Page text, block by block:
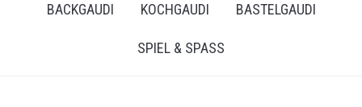
BACKGAUDI KOCHGAUDI BASTELGAUDI
SPIEL & SPASS